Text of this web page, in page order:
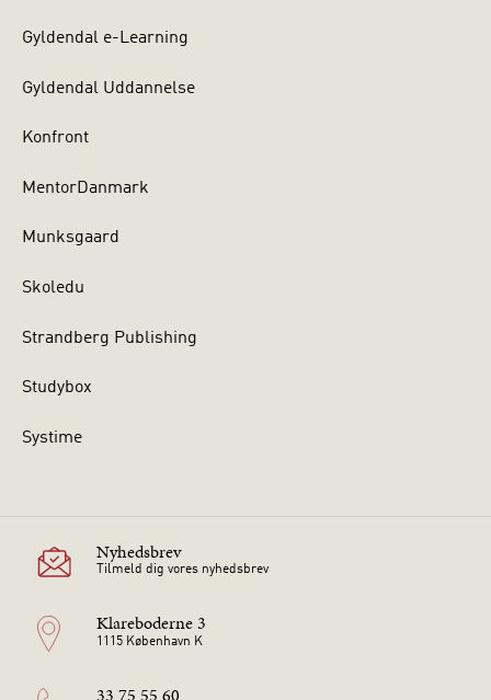
Gyldendal e-Learning
Gyldendal Uddannelse
Konfront
MentorDanmark
Munksgaard
Skoledu
Strandberg Publishing
Studybox
Systime
Nyhedsbrev
Tilmeld dig vores nyhedsbrev
Klareboderne 3
1115 København K
33 75 55 60